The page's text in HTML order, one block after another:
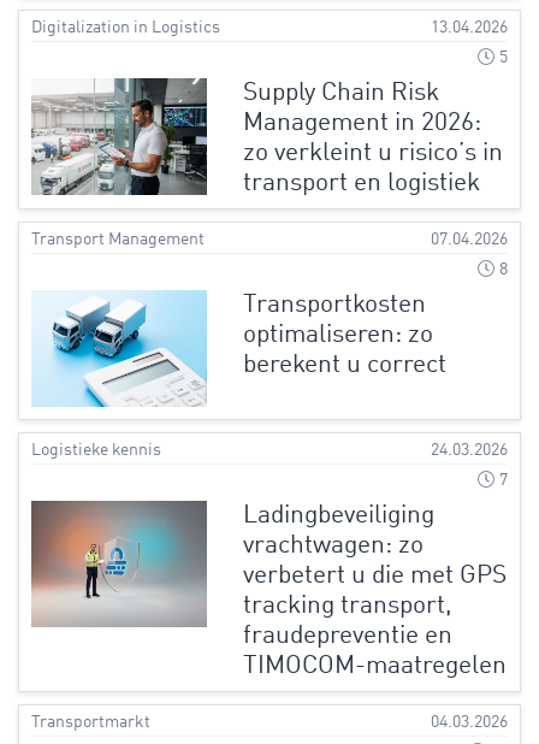
Digitalization in Logistics
13.04.2026
5
Supply Chain Risk
Management in 2026:
zo verkleint u risico’s in
transport en logistiek
Transport Management
07.04.2026
8
Transportkosten
optimaliseren: zo
berekent u correct
Logistieke kennis
24.03.2026
7
Ladingbeveiliging
vrachtwagen: zo
verbetert u die met GPS
tracking transport,
fraudepreventie en
TIMOCOM-maatregelen
Transportmarkt
04.03.2026